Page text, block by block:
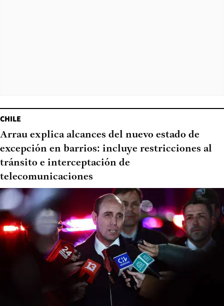
CHILE
Arrau explica alcances del nuevo estado de
excepción en barrios: incluye restricciones al
tránsito e interceptación de
telecomunicaciones